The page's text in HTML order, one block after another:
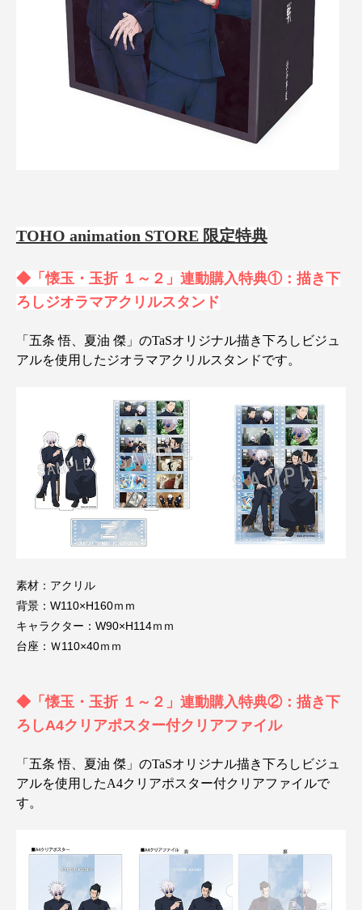
TOHO animation STORE 限定特典
◆「懐玉・玉折 １～２」連動購入特典①：描き下
ろしジオラマアクリルスタンド
「五条 悟、夏油 傑」のTaSオリジナル描き下ろしビジュ
アルを使用したジオラマアクリルスタンドです。
素材：アクリル
背景：W110×H160ｍｍ
キャラクター：W90×H114ｍｍ
台座：Ｗ110×40ｍｍ
◆「懐玉・玉折 １～２」連動購入特典②：描き下
ろしA4クリアポスター付クリアファイル
「五条 悟、夏油 傑」のTaSオリジナル描き下ろしビジュ
アルを使用したA4クリアポスター付クリアファイルで
す。